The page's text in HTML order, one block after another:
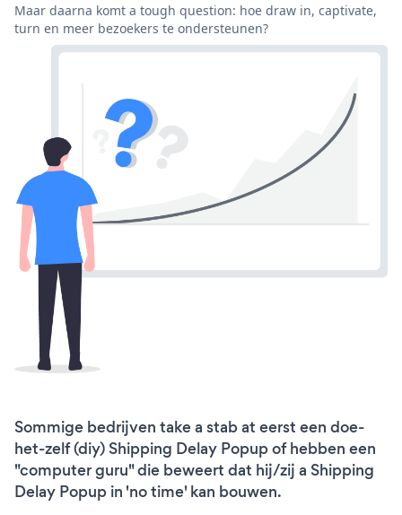
Maar daarna komt a tough question: hoe draw in, captivate,
turn en meer bezoekers te ondersteunen?
Sommige bedrijven take a stab at eerst een doe-
het-zelf (diy) Shipping Delay Popup of hebben een
"computer guru" die beweert dat hij/zij a Shipping
Delay Popup in 'no time' kan bouwen.